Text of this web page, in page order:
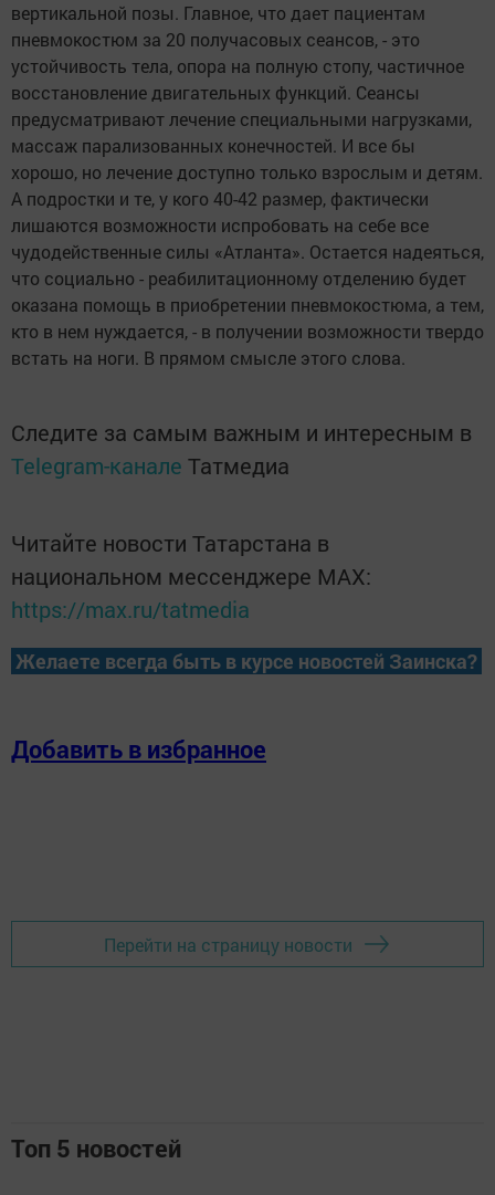
вертикальной позы. Главное, что дает пациентам
пневмокостюм за 20 получасовых сеансов, - это
устойчивость тела, опора на полную стопу, частичное
восстановление двигательных функций. Сеансы
предусматривают лечение специальными нагрузками,
массаж парализованных конечностей. И все бы
хорошо, но лечение доступно только взрослым и детям.
А подростки и те, у кого 40-42 размер, фактически
лишаются возможности испробовать на себе все
чудодейственные силы «Атланта». Остается надеяться,
что социально - реабилитационному отделению будет
оказана помощь в приобретении пневмокостюма, а тем,
кто в нем нуждается, - в получении возможности твердо
встать на ноги. В прямом смысле этого слова.
Следите за самым важным и интересным в
Telegram-канале Татмедиа
Читайте новости Татарстана в
национальном мессенджере MАХ:
https://max.ru/tatmedia
Желаете всегда быть в курсе новостей Заинска?
Добавить в избранное
Перейти на страницу новости
Топ 5 новостей